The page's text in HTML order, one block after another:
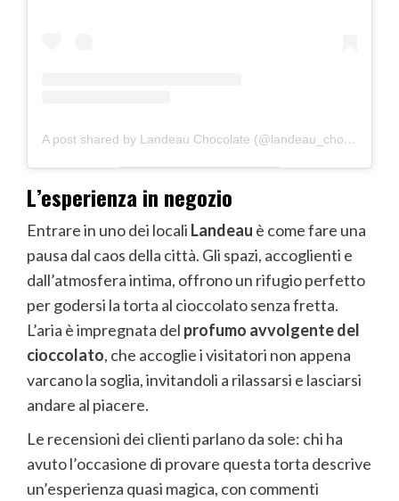
A post shared by Landeau Chocolate (@landeau_chocolate)
L’esperienza in negozio
Entrare in uno dei locali Landeau è come fare una
pausa dal caos della città. Gli spazi, accoglienti e
dall’atmosfera intima, offrono un rifugio perfetto
per godersi la torta al cioccolato senza fretta.
L’aria è impregnata del profumo avvolgente del
cioccolato, che accoglie i visitatori non appena
varcano la soglia, invitandoli a rilassarsi e lasciarsi
andare al piacere.
Le recensioni dei clienti parlano da sole: chi ha
avuto l’occasione di provare questa torta descrive
un’esperienza quasi magica, con commenti